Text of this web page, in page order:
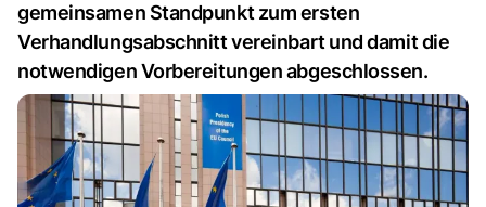
gemeinsamen Standpunkt zum ersten
Verhandlungsabschnitt vereinbart und damit die
notwendigen Vorbereitungen abgeschlossen.